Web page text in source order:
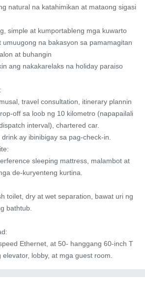
natural na katahimikan at mataong sigasi
simple at kumportableng mga kuwarto
umuugong na bakasyon sa pamamagitan
at buhangin
ang nakakarelaks na holiday paraiso
travel consultation, itinerary plannin
off sa loob ng 10 kilometro (napapailali
interval), chartered car.
ay ibinibigay sa pag-check-in.
sleeping mattress, malambot at
de-kuryenteng kurtina.
toilet, dry at wet separation, bawat uri ng
bathtub.
Ethernet, at 50- hanggang 60-inch T
lobby, at mga guest room.